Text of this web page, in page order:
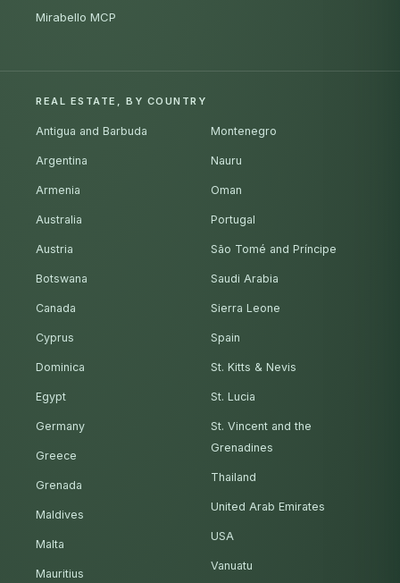
Mirabello MCP
REAL ESTATE, BY COUNTRY
Antigua and Barbuda
Argentina
Armenia
Australia
Austria
Botswana
Canada
Cyprus
Dominica
Egypt
Germany
Greece
Grenada
Maldives
Malta
Mauritius
Montenegro
Nauru
Oman
Portugal
São Tomé and Príncipe
Saudi Arabia
Sierra Leone
Spain
St. Kitts & Nevis
St. Lucia
St. Vincent and the
Grenadines
Thailand
United Arab Emirates
USA
Vanuatu